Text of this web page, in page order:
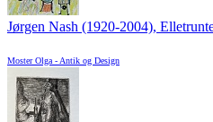
Jørgen Nash (1920-2004),
Moster Olga - Antik og Design